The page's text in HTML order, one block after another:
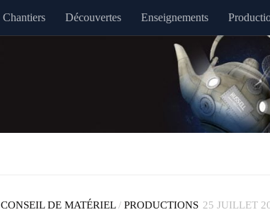
Chantiers Découvertes Enseignements
CONSEIL DE MATÉRIEL/ PRODUCTIONS 25 JUILLET